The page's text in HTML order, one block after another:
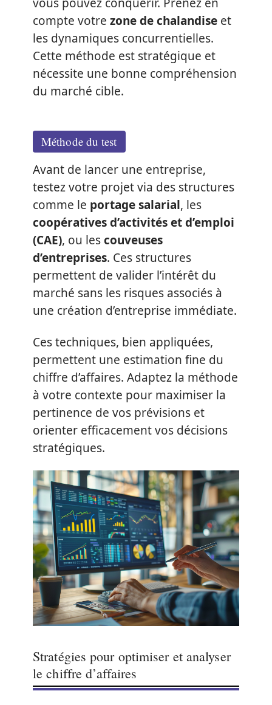
compte votre zone de chalandise et
les dynamiques concurrentielles.
Cette méthode est stratégique et
nécessite une bonne compréhension
du marché cible.
Méthode du test
Avant de lancer une entreprise,
testez votre projet via des structures
comme le portage salarial, les
coopératives d’activités et d’emploi
(CAE), ou lescouveuses
d’entreprises. Ces structures
permettent de valider l’intérêt du
marché sans les risques associés à
une création d’entreprise immédiate.
Ces techniques, bien appliquées,
permettent une estimation fine du
chiffre d’affaires. Adaptez la méthode
à votre contexte pour maximiser la
pertinence de vos prévisions et
orienter efficacement vos décisions
stratégiques.
Stratégies pour optimiser et analyser
le chiffre d’affaires